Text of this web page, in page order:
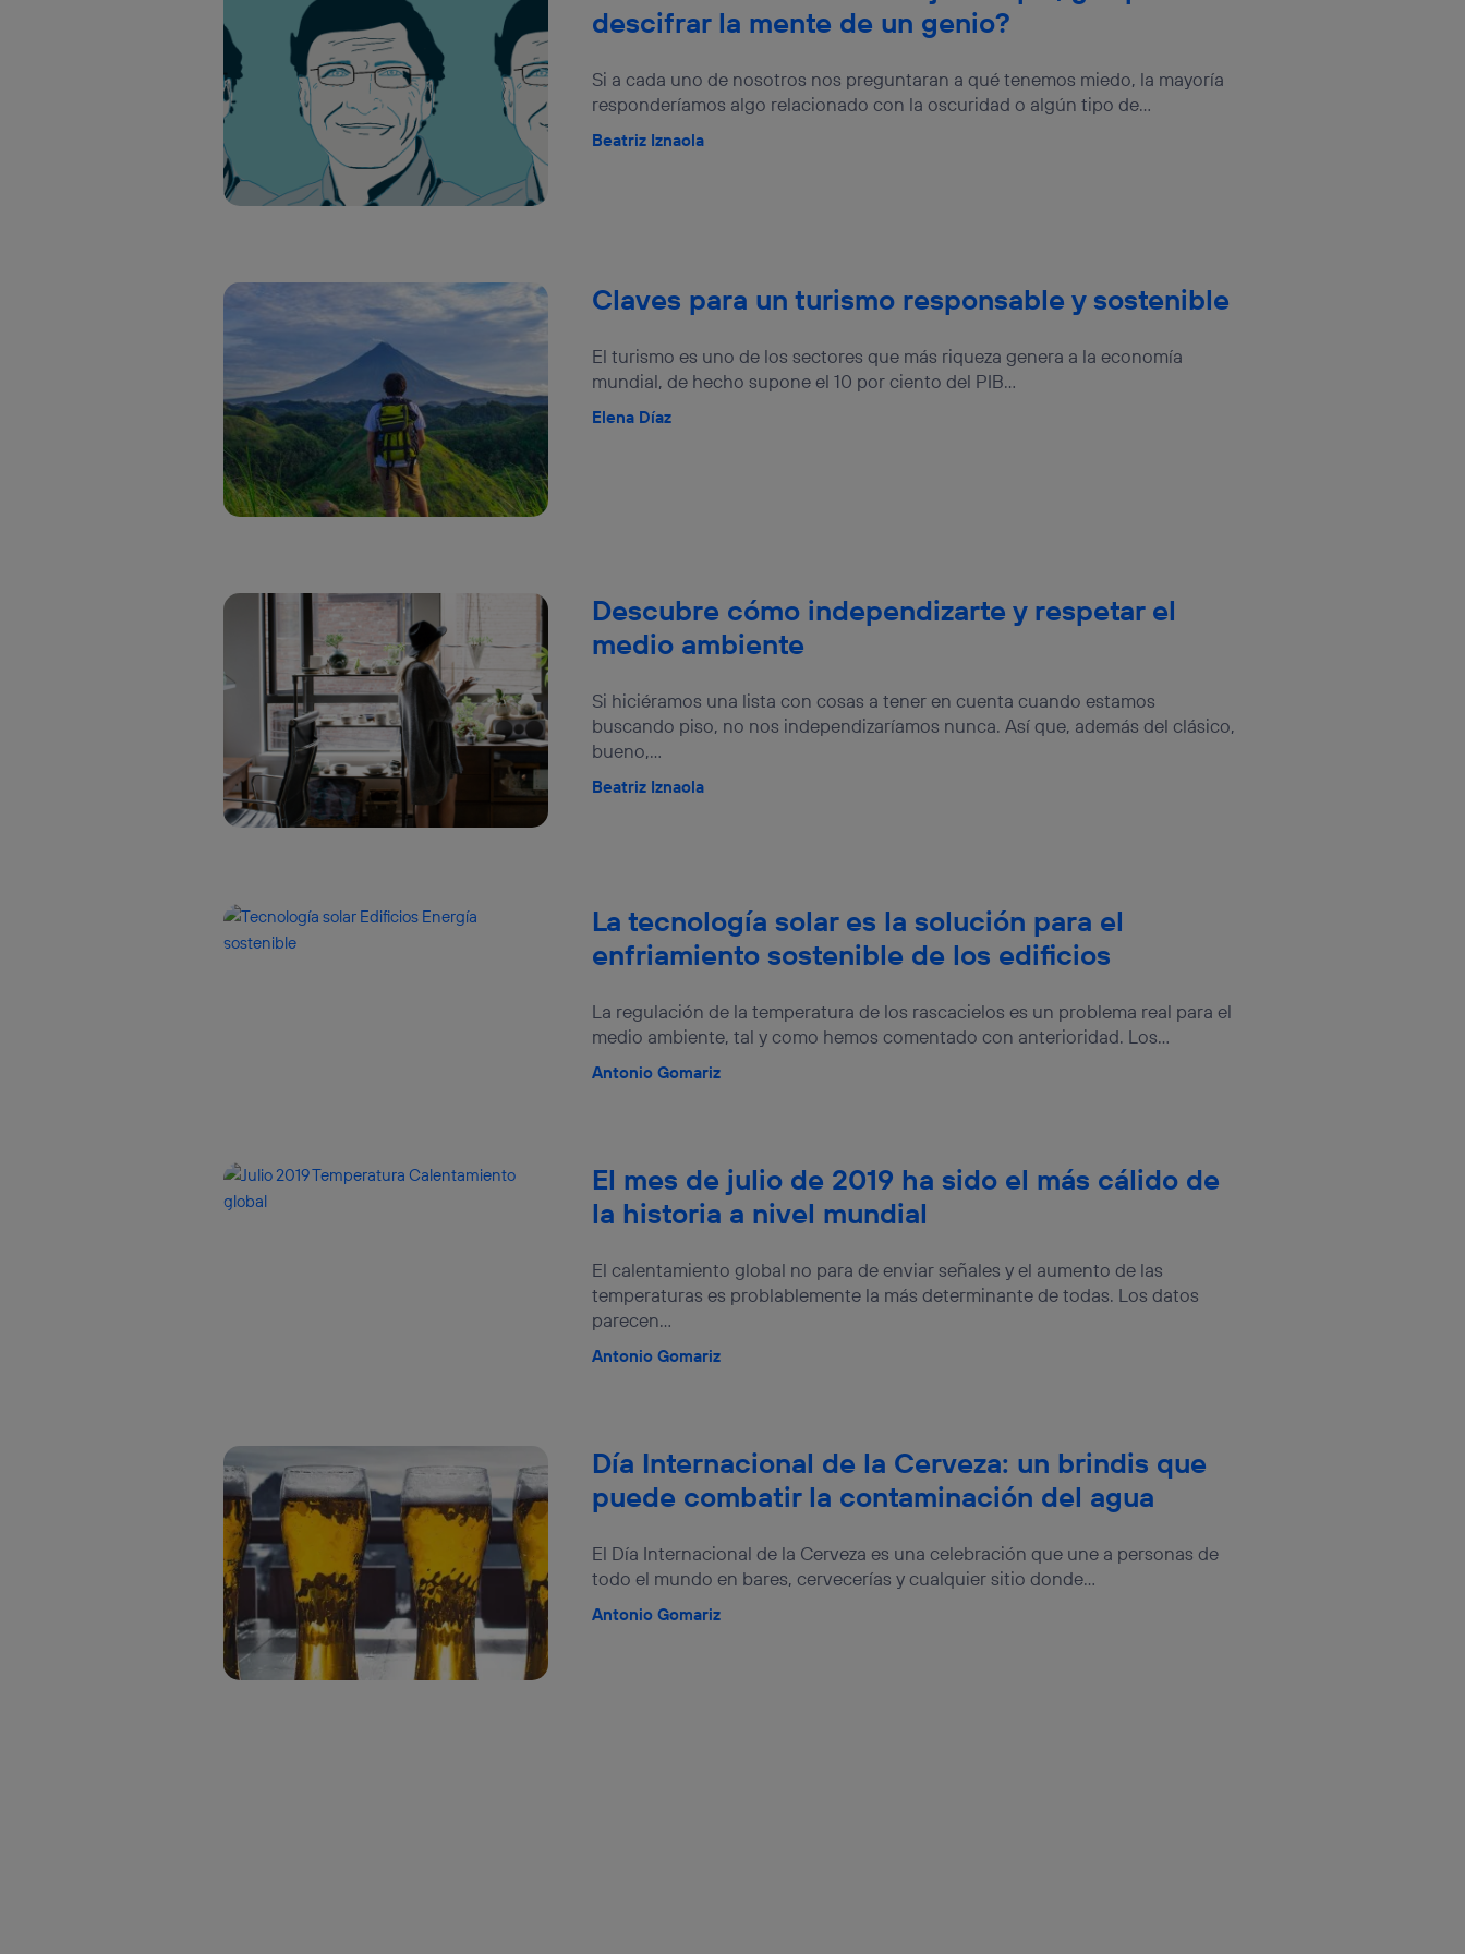
descifrar la mente de un genio?
Si a cada uno de nosotros nos preguntaran a qué tenemos miedo, la mayoría
responderíamos algo relacionado con la oscuridad o algún tipo de...
Beatriz Iznaola
Claves para un turismo responsable y sostenible
El turismo es uno de los sectores que más riqueza genera a la economía
mundial, de hecho supone el 10 por ciento del PIB...
Elena Díaz
Descubre cómo independizarte y respetar el
medio ambiente
Si hiciéramos una lista con cosas a tener en cuenta cuando estamos
buscando piso, no nos independizaríamos nunca. Así que, además del clásico,
bueno,...
Beatriz Iznaola
La tecnología solar es la solución para el
enfriamiento sostenible de los edificios
La regulación de la temperatura de los rascacielos es un problema real para el
medio ambiente, tal y como hemos comentado con anterioridad. Los...
Antonio Gomariz
El mes de julio de 2019 ha sido el más cálido de
la historia a nivel mundial
El calentamiento global no para de enviar señales y el aumento de las
temperaturas es problablemente la más determinante de todas. Los datos
parecen...
Antonio Gomariz
Día Internacional de la Cerveza: un brindis que
puede combatir la contaminación del agua
El Día Internacional de la Cerveza es una celebración que une a personas de
todo el mundo en bares, cervecerías y cualquier sitio donde...
Antonio Gomariz